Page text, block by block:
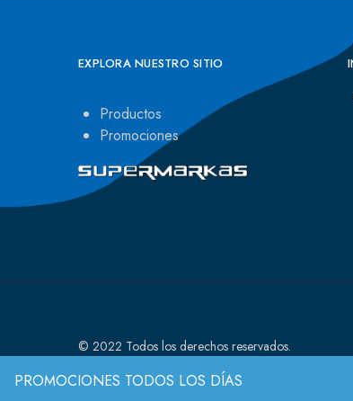
PROMOCIONES TODOS LOS DÍAS
EXPLORA NUESTRO SITIO
Productos
Promociones
© 2022 Todos los derechos reservados.